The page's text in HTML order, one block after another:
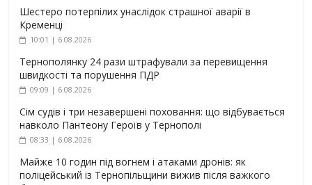
Шестеро потерпілих унаслідок страшної аварії в
Кременці
10:01 | 6.08.2026
Тернополянку 24 рази штрафували за перевищення
швидкості та порушення ПДР
09:09 | 6.08.2026
Сім судів і три незавершені поховання: що відбувається
навколо Пантеону Героїв у Тернополі
08:33 | 6.08.2026
Майже 10 годин під вогнем і атаками дронів: як
поліцейський із Тернопільщини вижив після важкого